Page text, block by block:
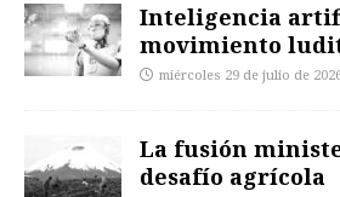
Inteligencia
movimiento
miércoles 29 de julio de
La fusión
desafío agrícola